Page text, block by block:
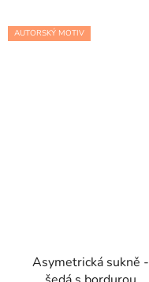
AUTORSKÝ MOTIV
Asymetrická sukně -